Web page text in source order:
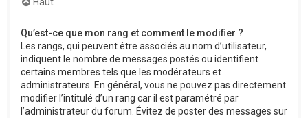
Qu’est-ce que mon rang et comment le modifier ?
Les rangs, qui peuvent être associés au nom d’utilisateur,
indiquent le nombre de messages postés ou identifient
certains membres tels que les modérateurs et
administrateurs. En général, vous ne pouvez pas directement
modifier l’intitulé d’un rang car il est paramétré par
l’administrateur du forum. Évitez de poster des messages sur